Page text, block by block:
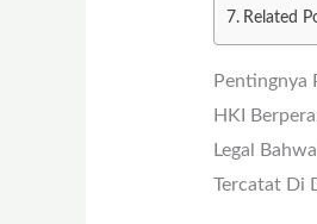
Related
Pentingnya
HKI
Legal
Tercatat Di